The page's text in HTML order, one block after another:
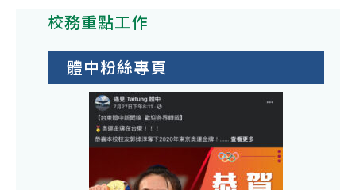
校務重點工作
體中粉絲專頁